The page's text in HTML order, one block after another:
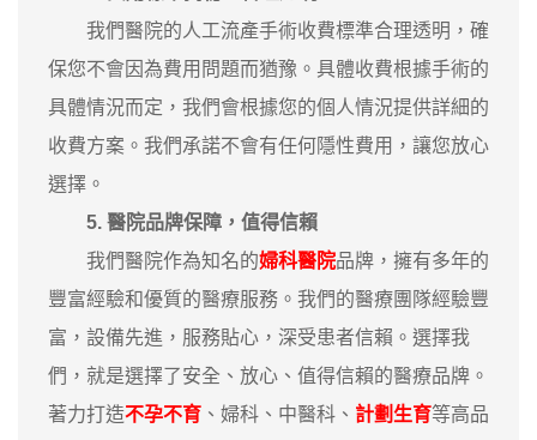
我們醫院的人工流產手術收費標準合理透明，確
保您不會因為費用問題而猶豫。具體收費根據手術的
具體情況而定，我們會根據您的個人情況提供詳細的
收費方案。我們承諾不會有任何隱性費用，讓您放心
選擇。
5. 醫院品牌保障，值得信賴
我們醫院作為知名的婦科醫院品牌，擁有多年的
豐富經驗和優質的醫療服務。我們的醫療團隊經驗豐
富，設備先進，服務貼心，深受患者信賴。選擇我
們，就是選擇了安全、放心、值得信賴的醫療品牌。
著力打造不孕不育 、婦科、中醫科、 計劃生育等高品